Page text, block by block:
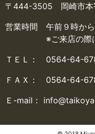
〒444-3505 岡崎市本
営業時間 午前９時か
※ご来店の際はお
ＴＥＬ： 0564-64-
ＦＡＸ： 0564-64-
Ｅ-mail：